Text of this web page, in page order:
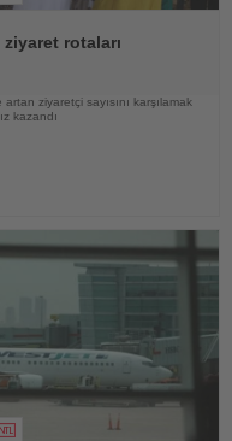
rotaları
ziyaretçi sayısını karşılamak
kazandı